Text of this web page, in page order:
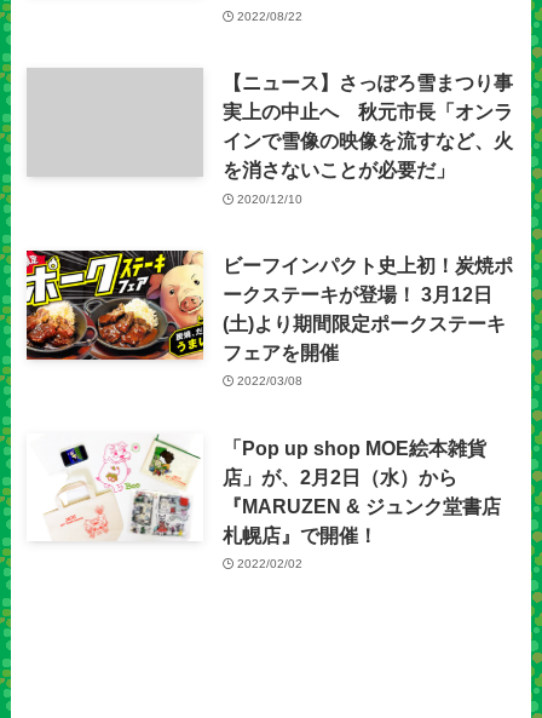
2022/08/22
【ニュース】さっぽろ雪まつり事
実上の中止へ 秋元市長「オンラ
インで雪像の映像を流すなど、火
を消さないことが必要だ」
2020/12/10
ビーフインパクト史上初！炭焼ポ
ークステーキが登場！ 3月12日
(土)より期間限定ポークステーキ
フェアを開催
2022/03/08
「Pop up shop MOE絵本雑貨
店」が、2月2日（水）から
『MARUZEN & ジュンク堂書店
札幌店』で開催！
2022/02/02